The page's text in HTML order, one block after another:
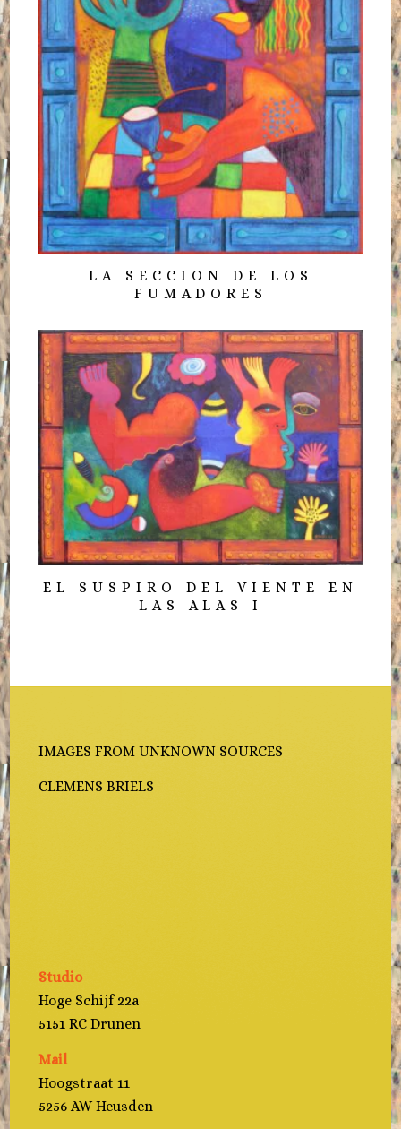
LA SECCION DE LOS
FUMADORES
EL SUSPIRO DEL VIENTE EN
LAS ALAS I
IMAGES FROM UNKNOWN SOURCES
CLEMENS BRIELS
Studio
Hoge Schijf 22a
5151 RC Drunen
Mail
Hoogstraat 11
5256 AW Heusden